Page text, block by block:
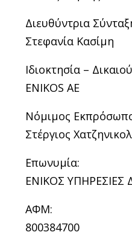
Διευθύντρια
Στεφανία Κασίμη
Ιδιοκτησία –
ENIKOS AE
Νόμιμος
Στέργιος
Επωνυμία:
ΕΝΙΚΟΣ ΥΠΗΡΕΣΙΕΣ
ΑΦΜ:
800384700